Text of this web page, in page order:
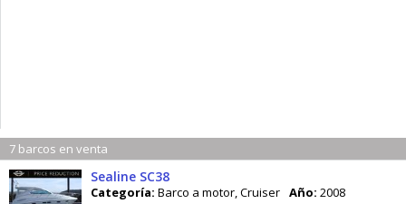
7 barcos en venta
Sealine SC38
Categoría: Barco a motor, Cruiser Año: 2008